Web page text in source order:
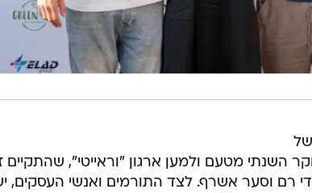
השנתי מטעם ולמען ארגון "וראייטי", שהתקיים
רם וסער אשרף. לצד התורמים ואנשי העסקים,